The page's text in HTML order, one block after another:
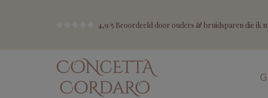
4,9/5 Beoordeeld door ouders & bruidsparen die ik